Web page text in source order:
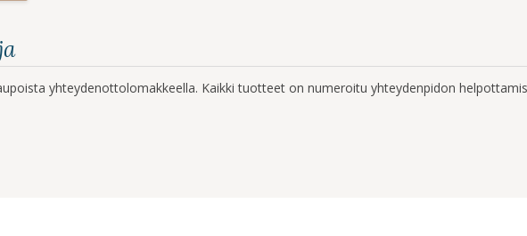
yhteydenottolomakkeella. Kaikki tuotteet on numeroitu yhteydenpidon